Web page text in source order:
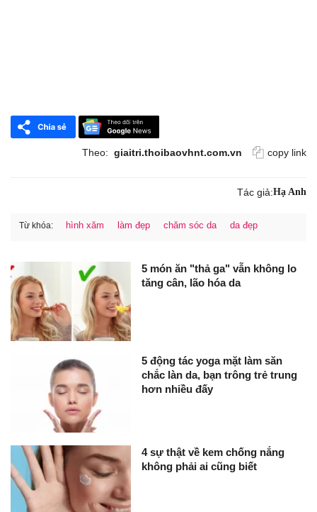
Theo: giaitri.thoibaovhnt.com.vn copy link
Tác giả:Hạ Anh
Từ khóa: hình xăm làm đẹp chăm sóc da da đẹp
5 món ăn "thả ga" vẫn không lo
tăng cân, lão hóa da
5 động tác yoga mặt làm săn
chắc làn da, bạn trông trẻ trung
hơn nhiều đấy
4 sự thật về kem chống nắng
không phải ai cũng biết